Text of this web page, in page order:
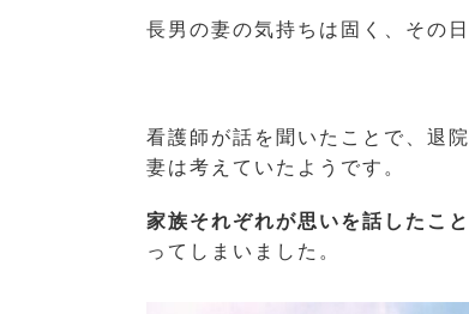
長男の妻の気持ちは固く、その
看護師が話を聞いたことで、退
妻は考えていたようです。
家族それぞれが思いを話したこ
ってしまいました。